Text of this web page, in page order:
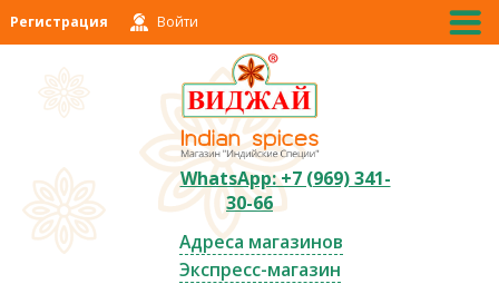
Регистрация Войти
WhatsApp: +7 (969) 341-
30-66
Адреса магазинов
Экспресс-магазин